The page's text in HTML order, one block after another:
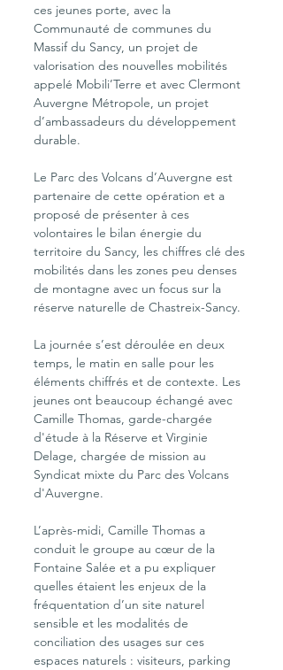
ces jeunes porte, avec la
Communauté de communes du
Massif du Sancy, un projet de
valorisation des nouvelles mobilités
appelé Mobili’Terre et avec Clermont
Auvergne Métropole, un projet
d’ambassadeurs du développement
durable.
Le Parc des Volcans d’Auvergne est
partenaire de cette opération et a
proposé de présenter à ces
volontaires le bilan énergie du
territoire du Sancy, les chiffres clé des
mobilités dans les zones peu denses
de montagne avec un focus sur la
réserve naturelle de Chastreix-Sancy.
La journée s’est déroulée en deux
temps, le matin en salle pour les
éléments chiffrés et de contexte. Les
jeunes ont beaucoup échangé avec
Camille Thomas, garde-chargée
d'étude à la Réserve et Virginie
Delage, chargée de mission au
Syndicat mixte du Parc des Volcans
d'Auvergne.
L’après-midi, Camille Thomas a
conduit le groupe au cœur de la
Fontaine Salée et a pu expliquer
quelles étaient les enjeux de la
fréquentation d’un site naturel
sensible et les modalités de
conciliation des usages sur ces
espaces naturels : visiteurs, parking